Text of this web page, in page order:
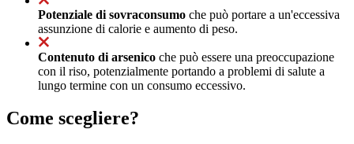
Potenziale di sovraconsumo che può portare a un'eccessiva
assunzione di calorie e aumento di peso.
Contenuto di arsenico che può essere una preoccupazione
con il riso, potenzialmente portando a problemi di salute a
lungo termine con un consumo eccessivo.
Come scegliere?